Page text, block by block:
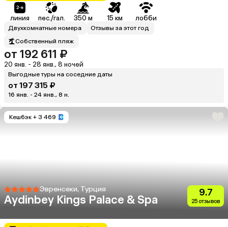
линия пес./гал. 350 м 15 км лобби
Двухкомнатные номера
Отзывы за этот год
Собственный пляж
от 192 611 ₽
20 янв. - 28 янв., 8 ночей
Выгодные туры на соседние даты
от 197 315 ₽
16 янв. - 24 янв., 8 н.
Кешбэк + 3 469
Эвренсеки, Турция
Aydinbey Kings Palace & Spa
9.7
25 отзывов